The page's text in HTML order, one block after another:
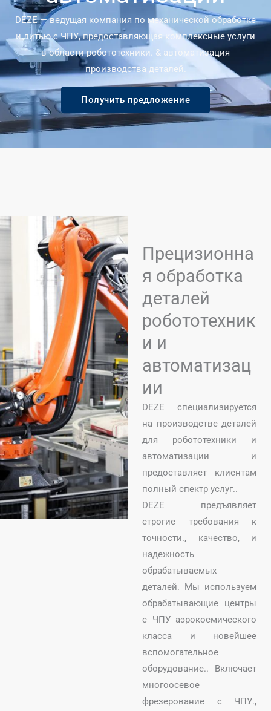
DEZE — ведущая компания по механической обработке
и литью с ЧПУ, предоставляющая комплексные услуги
в области робототехники. & автоматизация
производства деталей.
Получить предложение
Прецизионна
я обработка
деталей
робототехник
и и
автоматизац
ии
DEZE специализируется
на производстве деталей
для робототехники и
автоматизации и
предоставляет клиентам
полный спектр услуг..
DEZE предъявляет
строгие требования к
точности., качество, и
надежность
обрабатываемых
деталей. Мы используем
обрабатывающие центры
с ЧПУ аэрокосмического
класса и новейшее
вспомогательное
оборудование.. Включает
многоосевое
фрезерование с ЧПУ.,